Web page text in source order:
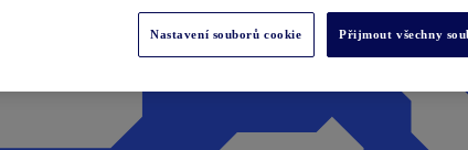
Nastavení souborů cookie Přijmout všechny